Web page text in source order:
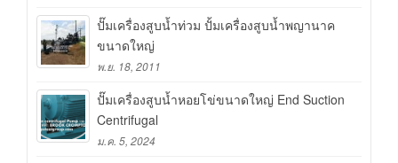
ปั๊มเครื่องสูบน้ำท่วม ปั้มเครื่องสูบน้ำพญานาค
ขนาดใหญ่
พ.ย. 18, 2011
ปั๊มเครื่องสูบน้ำหอยโข่ขนาดใหญ่ End Suction
Centrifugal
ม.ค. 5, 2024